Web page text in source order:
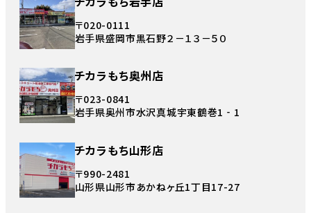
〒020-0111
岩手県盛岡市黒石野２－１３－５０
チカラもち奥州店
〒023-0841
岩手県奥州市水沢真城宇東鶴巻1‐1
チカラもち山形店
〒990-2481
山形県山形市あかねヶ丘1丁目17-27